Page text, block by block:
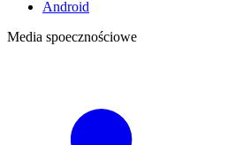
Android
Media spoecznościowe